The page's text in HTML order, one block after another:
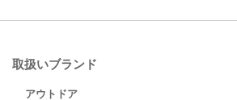
取扱いブランド
アウトドア